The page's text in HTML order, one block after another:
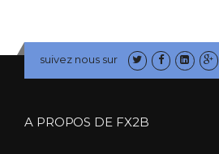
suivez nous sur
A PROPOS DE FX2B